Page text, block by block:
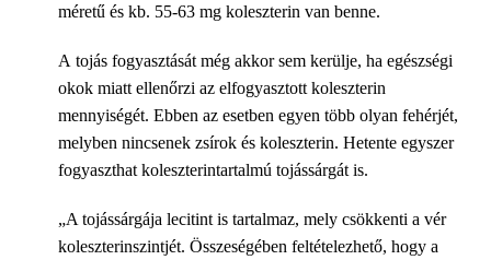
méretű és kb. 55-63 mg koleszterin van benne.
A tojás fogyasztását még akkor sem kerülje, ha egészségi
okok miatt ellenőrzi az elfogyasztott koleszterin
mennyiségét. Ebben az esetben egyen több olyan fehérjét,
melyben nincsenek zsírok és koleszterin. Hetente egyszer
fogyaszthat koleszterintartalmú tojássárgát is.
„A tojássárgája lecitint is tartalmaz, mely csökkenti a vér
koleszterinszintjét. Összeségében feltételezhető, hogy a